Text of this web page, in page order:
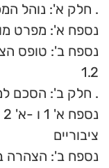
. חלק א': נוהל
נספח א': מפרט
נספח ב': טופס
1.2
. חלק ב': הסכם
ציבוריים
נספח ב': הצהרה